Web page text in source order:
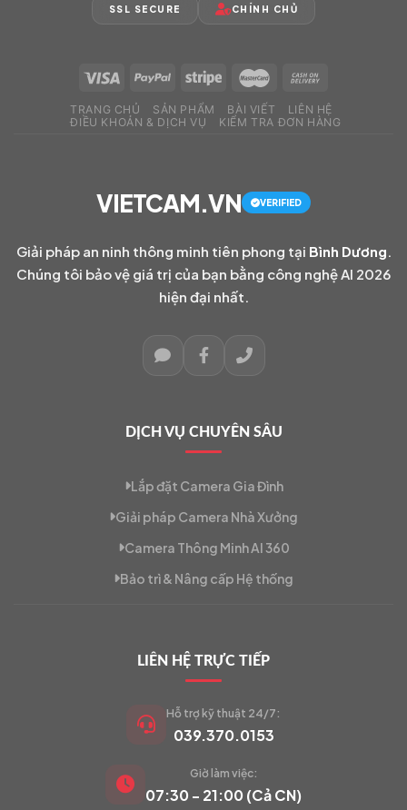
VIETCAM.VN
Đang trực tuyến
SSL SECURE CHÍNH CHỦ
TRANG CHỦ SẢN PHẨM BÀI VIẾT
LIÊN HỆ
ĐIỀU KHOẢN & DỊCH VỤ
KIỂM TRA ĐƠN HÀNG
VIETCAM.VN VERIFIED
Giải pháp an ninh thông minh tiên phong tại Bình Dương
Chúng tôi bảo vệ giá trị của bạn bằng công nghệ AI 2026
hiện đại nhất.
DỊCH VỤ CHUYÊN SÂU
Lắp đặt Camera Gia Đình
Giải pháp Camera Nhà Xưởng
Camera Thông Minh AI 360
Bảo trì & Nâng cấp Hệ thống
LIÊN HỆ TRỰC TIẾP
Hỗ trợ kỹ thuật 24/7:
039.370.0153
Giờ làm việc:
07:30 - 21:00 (Cả CN)